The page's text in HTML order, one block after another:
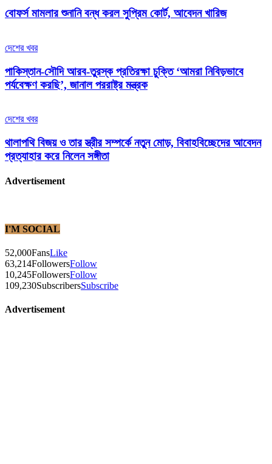
বোফর্স মামলার শুনানি বন্ধ করল সুপ্রিম কোর্ট, আবেদন খারিজ
দেশের খবর
পাকিস্তান-সৌদি আরব-তুরস্ক প্রতিরক্ষা চুক্তি ‘আমরা নিবিড়ভাবে
পর্যবেক্ষণ করছি’, জানাল পররাষ্ট্র মন্ত্রক
দেশের খবর
থালাপথি বিজয় ও তার স্ত্রীর সম্পর্কে নতুন মোড়, বিবাহবিচ্ছেদের আবেদন
প্রত্যাহার করে নিলেন সঙ্গীতা
Advertisement
I'M SOCIAL
52,000FansLike
63,214FollowersFollow
10,245FollowersFollow
109,230SubscribersSubscribe
Advertisement